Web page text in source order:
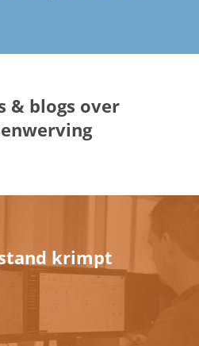
& blogs over
krimpt